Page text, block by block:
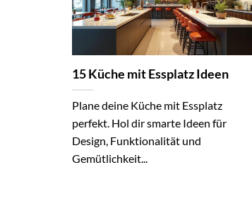
15 Küche mit Essplatz Ideen
Plane deine Küche mit Essplatz
perfekt. Hol dir smarte Ideen für
Design, Funktionalität und
Gemütlichkeit...